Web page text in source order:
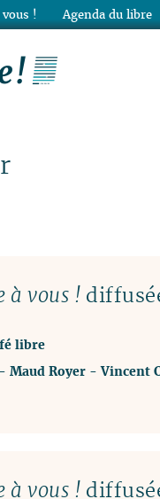
à vous !
libre
Maud Royer-Vincent
à vous !
! Agenda du libre